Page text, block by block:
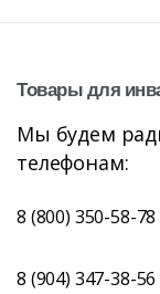
Товарыдля
Мы будем
телефонам:
8 (800) 350-58-78
8 (904) 347-38-56